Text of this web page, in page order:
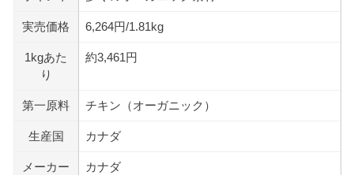
実売価格 6,264円/1.81kg
1kgあた
り
約3,461円
第一原料 チキン（オーガニック）
生産国 カナダ
メーカー カナダ